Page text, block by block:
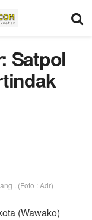
Satpol
. (Foto : Adr)
(Wawako)